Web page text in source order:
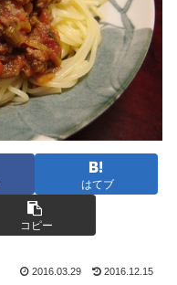
はてブ
コピー
2016.03.29 2016.12.15